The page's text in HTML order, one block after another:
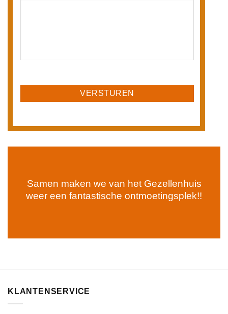
Samen maken we van het Gezellenhuis
weer een fantastische ontmoetingsplek!!
KLANTENSERVICE